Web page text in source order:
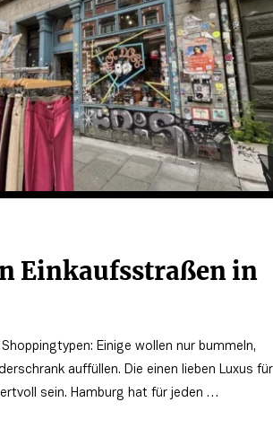
Einkaufsstraßen in
Einige wollen nur bummeln,
auffüllen. Die einen lieben Luxus für
sein. Hamburg hat für jeden …